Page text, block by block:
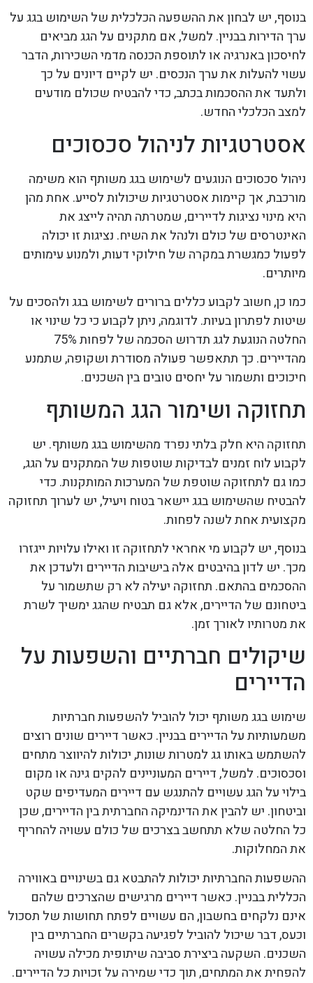
בנוסף, יש לבחון את ההשפעה הכלכלית של השימוש בגג על
ערך הדירות בבניין. למשל, אם מתקנים על הגג מביאים
לחיסכון באנרגיה או לתוספת הכנסה מדמי השכירות, הדבר
עשוי להעלות את ערך הנכסים. יש לקיים דיונים על כך
ולתעד את ההסכמות בכתב, כדי להבטיח שכולם מודעים
למצב הכלכלי החדש.
אסטרטגיות לניהול סכסוכים
ניהול סכסוכים הנוגעים לשימוש בגג משותף הוא משימה
מורכבת, אך קיימות אסטרטגיות שיכולות לסייע. אחת מהן
היא מינוי נציגות לדיירים, שמטרתה תהיה לייצג את
האינטרסים של כולם ולנהל את השיח. נציגות זו יכולה
לפעול כמגשרת במקרה של חילוקי דעות, ולמנוע עימותים
מיותרים.
כמו כן, חשוב לקבוע כללים ברורים לשימוש בגג ולהסכים על
שיטות לפתרון בעיות. לדוגמה, ניתן לקבוע כי כל שינוי או
החלטה הנוגעת לגג תדרוש הסכמה של לפחות 75%
מהדיירים. כך תתאפשר פעולה מסודרת ושקופה, שתמנע
חיכוכים ותשמור על יחסים טובים בין השכנים.
תחזוקה ושימור הגג המשותף
תחזוקה היא חלק בלתי נפרד מהשימוש בגג משותף. יש
לקבוע לוח זמנים לבדיקות שוטפות של המתקנים על הגג,
כמו גם לתחזוקה שוטפת של המערכות המותקנות. כדי
להבטיח שהשימוש בגג יישאר בטוח ויעיל, יש לערוך תחזוקה
מקצועית אחת לשנה לפחות.
בנוסף, יש לקבוע מי אחראי לתחזוקה זו ואילו עלויות ייגזרו
מכך. יש לדון בהיבטים אלה בישיבות הדיירים ולעדכן את
ההסכמים בהתאם. תחזוקה יעילה לא רק שתשמור על
ביטחונם של הדיירים, אלא גם תבטיח שהגג ימשיך לשרת
את מטרותיו לאורך זמן.
שיקולים חברתיים והשפעות על
הדיירים
שימוש בגג משותף יכול להוביל להשפעות חברתיות
משמעותיות על הדיירים בבניין. כאשר דיירים שונים רוצים
להשתמש באותו גג למטרות שונות, יכולות להיווצר מתחים
וסכסוכים. למשל, דיירים המעוניינים להקים גינה או מקום
בילוי על הגג עשויים להתנגש עם דיירים המעדיפים שקט
וביטחון. יש להבין את הדינמיקה החברתית בין הדיירים, שכן
כל החלטה שלא תתחשב בצרכים של כולם עשויה להחריף
את המחלוקות.
ההשפעות החברתיות יכולות להתבטא גם בשינויים באווירה
הכללית בבניין. כאשר דיירים מרגישים שהצרכים שלהם
אינם נלקחים בחשבון, הם עשויים לפתח תחושות של תסכול
וכעס, דבר שיכול להוביל לפגיעה בקשרים החברתיים בין
השכנים. השקעה ביצירת סביבה שיתופית מכילה עשויה
להפחית את המתחים, תוך כדי שמירה על זכויות כל הדיירים.